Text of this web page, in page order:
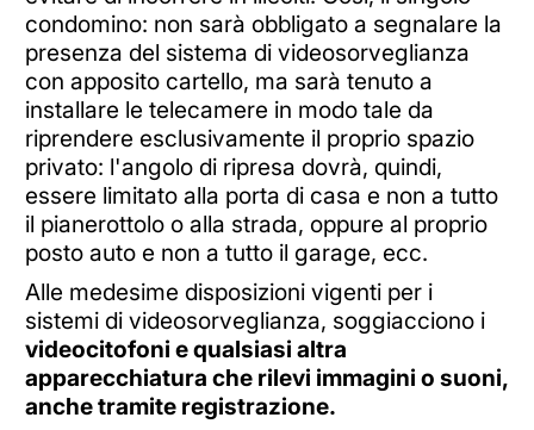
condomino: non sarà obbligato a segnalare la
presenza del sistema di videosorveglianza
con apposito cartello, ma sarà tenuto a
installare le telecamere in modo tale da
riprendere esclusivamente il proprio spazio
privato: l'angolo di ripresa dovrà, quindi,
essere limitato alla porta di casa e non a tutto
il pianerottolo o alla strada, oppure al proprio
posto auto e non a tutto il garage, ecc.
Alle medesime disposizioni vigenti per i
sistemi di videosorveglianza, soggiacciono i
videocitofoni e qualsiasi altra
apparecchiatura che rilevi immagini o suoni,
anche tramite registrazione.